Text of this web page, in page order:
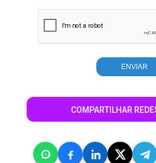
COMPARTILHAR